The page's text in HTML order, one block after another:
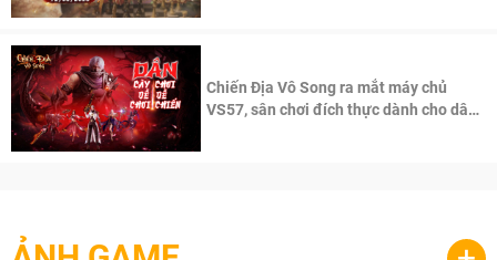
Chiến Địa Vô Song ra mắt máy chủ
VS57, sân chơi đích thực dành cho dân